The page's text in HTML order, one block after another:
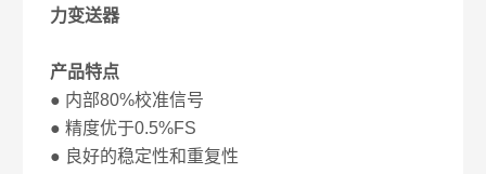
力变送器
产品特点
● 内部80%校准信号
● 精度优于0.5%FS
● 良好的稳定性和重复性